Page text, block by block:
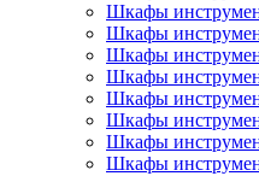
Шкафы
Шкафы
Шкафы
Шкафы
Шкафы
Шкафы
Шкафы
Шкафы